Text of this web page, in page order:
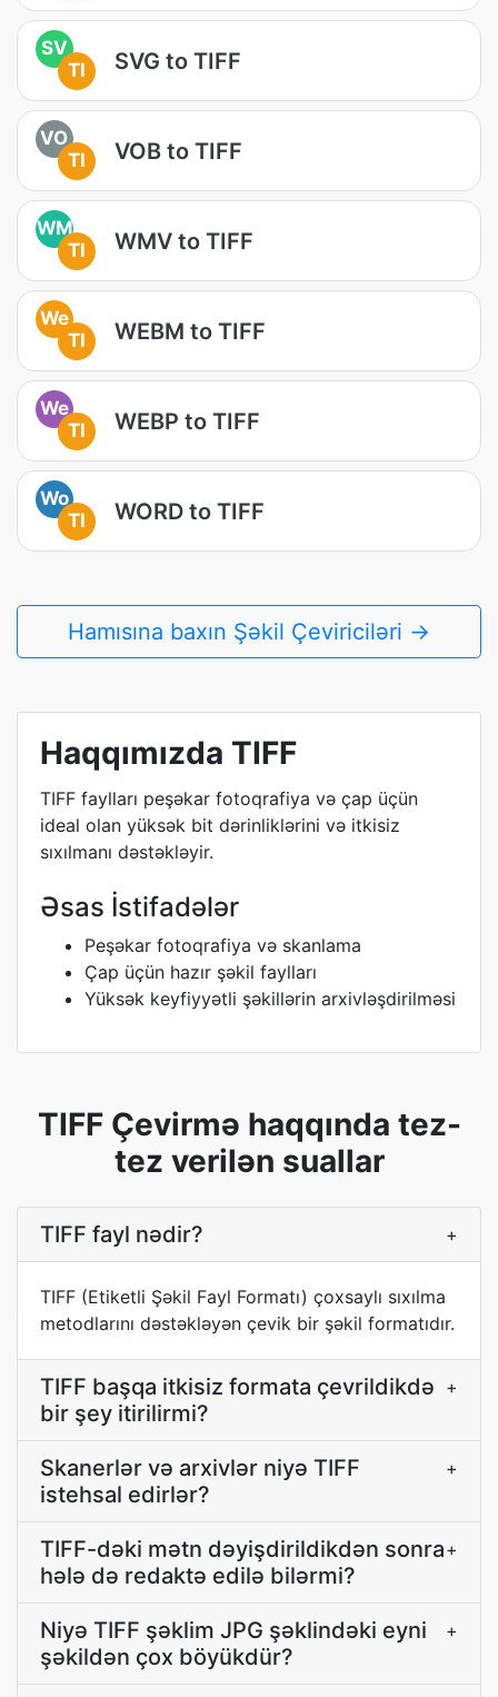
SV
TI
SVG to TIFF
VO
TI
VOB to TIFF
WM
TI
WMV to TIFF
We
TI
WEBM to TIFF
We
TI
WEBP to TIFF
Wo
TI
WORD to TIFF
Hamısına baxın Şəkil Çeviriciləri →
Haqqımızda TIFF
TIFF faylları peşəkar fotoqrafiya və çap üçün
ideal olan yüksək bit dərinliklərini və itkisiz
sıxılmanı dəstəkləyir.
Əsas İstifadələr
Peşəkar fotoqrafiya və skanlama
Çap üçün hazır şəkil faylları
Yüksək keyfiyyətli şəkillərin arxivləşdirilməsi
TIFF Çevirmə haqqında tez-
tez verilən suallar
TIFF fayl nədir? +
TIFF (Etiketli Şəkil Fayl Formatı) çoxsaylı sıxılma
metodlarını dəstəkləyən çevik bir şəkil formatıdır.
TIFF başqa itkisiz formata çevrildikdə
bir şey itirilirmi?
+
Skanerlər və arxivlər niyə TIFF
istehsal edirlər?
+
TIFF-dəki mətn dəyişdirildikdən sonra
hələ də redaktə edilə bilərmi?
+
Niyə TIFF şəklim JPG şəklindəki eyni
şəkildən çox böyükdür?
+